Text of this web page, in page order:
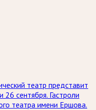
театр представит
26 сентября. Гастроли
театра имени Ершова.